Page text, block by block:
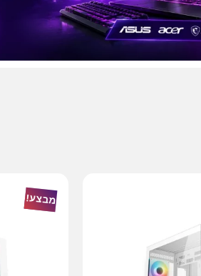
מבצע!